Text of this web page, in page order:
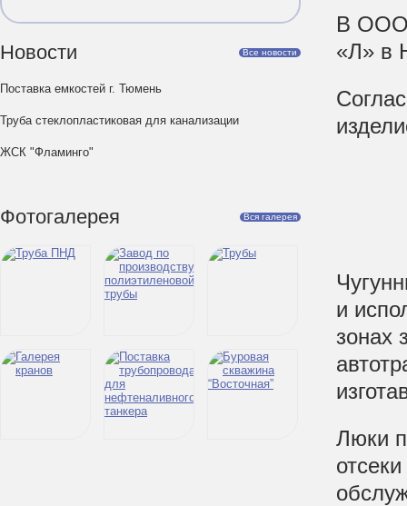
Новости Все новости
Поставка емкостей г. Тюмень
Труба стеклопластиковая для канализации
ЖСК "Фламинго"
Фотогалерея Вся галерея
В ООО
«Л» в
и
зонах
Люки